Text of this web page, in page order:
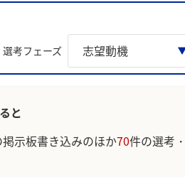
選考フェーズ
と
示板書き込みのほか70件の選考